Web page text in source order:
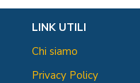
LINK UTILI
Chi siamo
Privacy Policy